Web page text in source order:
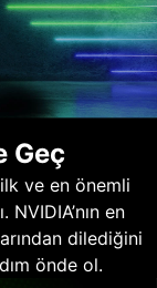
Geç
ve en önemli
en
dilediğini
önde ol.